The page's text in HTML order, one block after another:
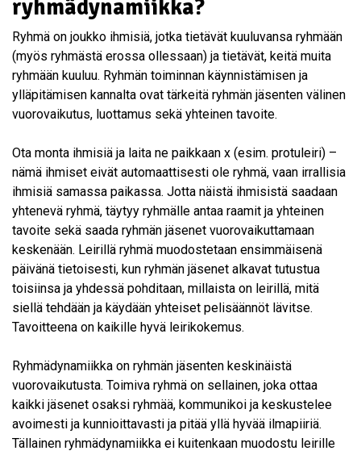
ryhmädynamiikka?
Ryhmä on joukko ihmisiä, jotka tietävät kuuluvansa ryhmään
(myös ryhmästä erossa ollessaan) ja tietävät, keitä muita
ryhmään kuuluu. Ryhmän toiminnan käynnistämisen ja
ylläpitämisen kannalta ovat tärkeitä ryhmän jäsenten välinen
vuorovaikutus, luottamus sekä yhteinen tavoite.
Ota monta ihmisiä ja laita ne paikkaan x (esim. protuleiri) –
nämä ihmiset eivät automaattisesti ole ryhmä, vaan irrallisia
ihmisiä samassa paikassa. Jotta näistä ihmisistä saadaan
yhtenevä ryhmä, täytyy ryhmälle antaa raamit ja yhteinen
tavoite sekä saada ryhmän jäsenet vuorovaikuttamaan
keskenään. Leirillä ryhmä muodostetaan ensimmäisenä
päivänä tietoisesti, kun ryhmän jäsenet alkavat tutustua
toisiinsa ja yhdessä pohditaan, millaista on leirillä, mitä
siellä tehdään ja käydään yhteiset pelisäännöt lävitse.
Tavoitteena on kaikille hyvä leirikokemus.
Ryhmädynamiikka on ryhmän jäsenten keskinäistä
vuorovaikutusta. Toimiva ryhmä on sellainen, joka ottaa
kaikki jäsenet osaksi ryhmää, kommunikoi ja keskustelee
avoimesti ja kunnioittavasti ja pitää yllä hyvää ilmapiiriä.
Tällainen ryhmädynamiikka ei kuitenkaan muodostu leirille